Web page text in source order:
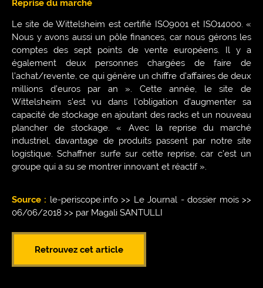
Reprise du marché
Le site de Wittelsheim est certifié ISO9001 et ISO14000. «
Nous y avons aussi un pôle finances, car nous gérons les
comptes des sept points de vente européens. Il y a
également deux personnes chargées de faire de
l’achat/revente, ce qui génère un chiffre d’affaires de deux
millions d’euros par an ». Cette année, le site de
Wittelsheim s’est vu dans l’obligation d’augmenter sa
capacité de stockage en ajoutant des racks et un nouveau
plancher de stockage. « Avec la reprise du marché
industriel, davantage de produits passent par notre site
logistique. Schaffner surfe sur cette reprise, car c’est un
groupe qui a su se montrer innovant et réactif ».
Source : le-periscope.info >> Le Journal - dossier mois >>
06/06/2018 >> par Magali SANTULLI
Retrouvez cet article